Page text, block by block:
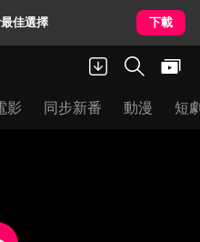
佳選擇 下載
影 同步新番 動漫 短